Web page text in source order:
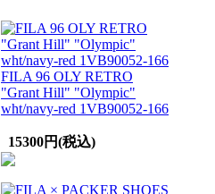
FILA 96 OLY RETRO
"Grant Hill" "Olympic"
wht/navy-red 1VB90052-166
15300円(税込)